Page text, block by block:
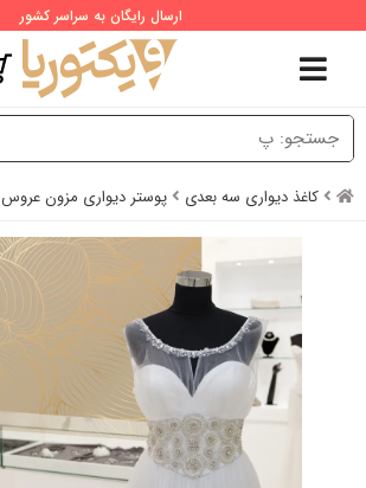
ارسال رایگان به سراسر کشور
کاغذ دیواری سه بعدی پوستر دیواری مزون عروس